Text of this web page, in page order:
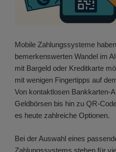
Mobile Zahlungssysteme
bemerkenswerten Wandel im
mit Bargeld oder Kreditkarte
mit wenigen Fingertipps auf
Von kontaktlosen Bankkarten-
Geldbörsen bis hin zu QR-
es heute zahlreiche Optionen.
Bei der Auswahl eines
Zahlungssystems stehen für